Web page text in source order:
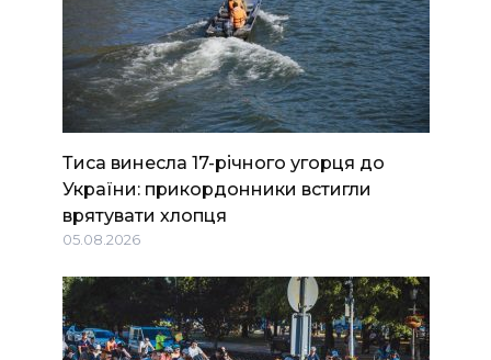
Тиса винесла 17-річного угорця до
України: прикордонники встигли
врятувати хлопця
05.08.2026